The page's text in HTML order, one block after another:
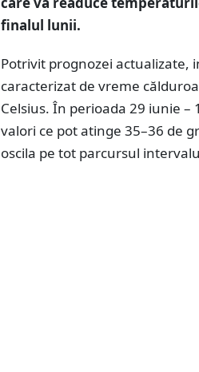
finalul lunii.
Potrivit prognozei actualizate,
caracterizat de vreme
Celsius. În perioada 29 iunie –
valori ce pot atinge 35–36 de
oscila pe tot parcursul